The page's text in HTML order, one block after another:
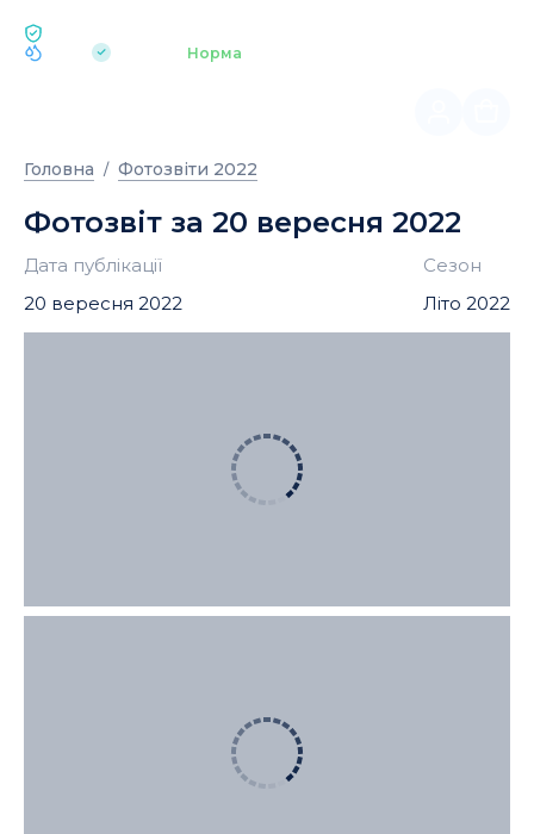
| Норма
Головна Фотозвіти 2022
Фотозвіт за 20 вересня 2022
Дата публікації
20 вересня 2022
Сезон
Літо 2022